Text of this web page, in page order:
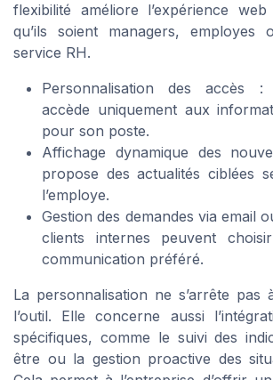
flexibilité améliore l’expérience
qu’ils soient managers, employes
service RH.
Personnalisation des accès :
accède uniquement aux
pour son poste.
Affichage dynamique des
propose des actualités ciblées
l’employe.
Gestion des demandes via email
clients internes peuvent
communication préféré.
La personnalisation ne s’arrête pas
l’outil. Elle concerne aussi
spécifiques, comme le suivi des
être ou la gestion proactive des